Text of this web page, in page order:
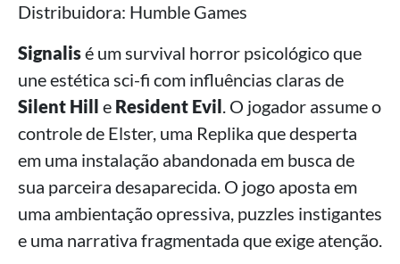
Distribuidora: Humble Games
Signalisé um survival horror psicológico que
une estética sci-fi com influências claras de
Silent Hill e Resident Evil. O jogador assume o
controle de Elster, uma Replika que desperta
em uma instalação abandonada em busca de
sua parceira desaparecida. O jogo aposta em
uma ambientação opressiva, puzzles instigantes
e uma narrativa fragmentada que exige atenção.